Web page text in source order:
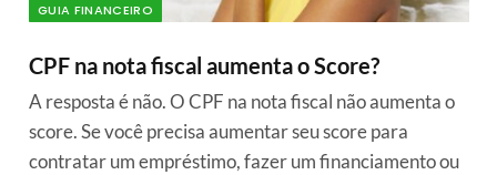
GUIA FINANCEIRO
CPF na nota fiscal aumenta o Score?
A resposta é não. O CPF na nota fiscal não aumenta o
score. Se você precisa aumentar seu score para
contratar um empréstimo, fazer um financiamento ou